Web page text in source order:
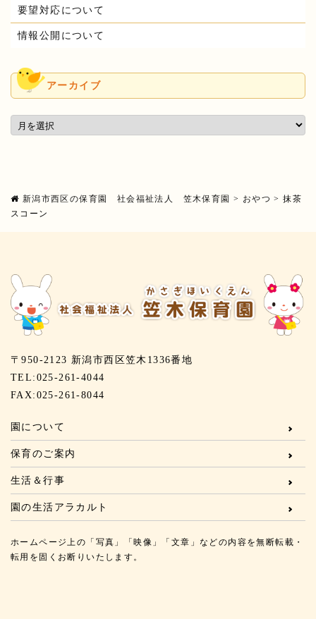
要望対応について
情報公開について
アーカイブ
新潟市西区の保育園 社会福祉法人 笠木保育園 > おやつ >抹茶
スコーン
〒950-2123 新潟市西区笠木1336番地
TEL:025-261-4044
FAX:025-261-8044
園について
保育のご案内
生活＆行事
園の生活アラカルト
ホームページ上の「写真」「映像」「文章」などの内容を無断転載・
転用を固くお断りいたします。